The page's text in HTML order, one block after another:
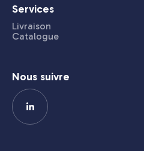
Services
Livraison
Catalogue
Nous suivre